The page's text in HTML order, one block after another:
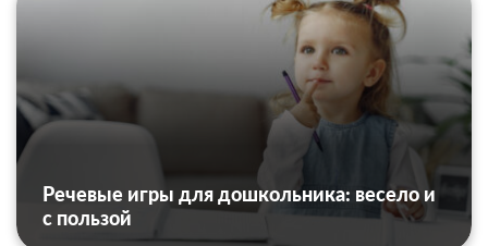
Речевые игры для дошкольника: весело и
с пользой